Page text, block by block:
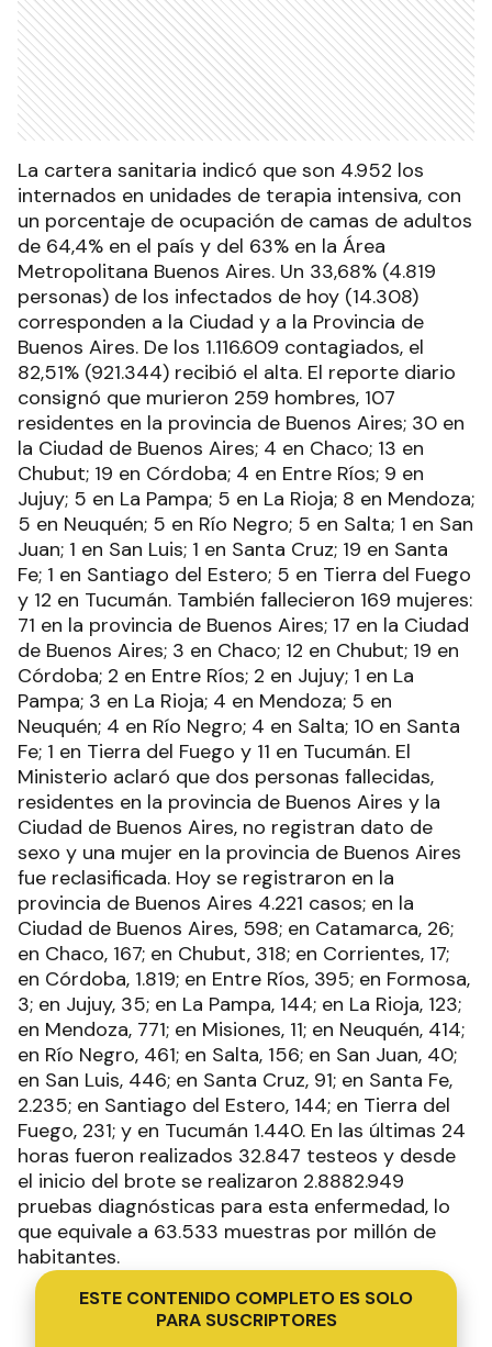
La cartera sanitaria indicó que son 4.952 los
internados en unidades de terapia intensiva, con
un porcentaje de ocupación de camas de adultos
de 64,4% en el país y del 63% en la Área
Metropolitana Buenos Aires. Un 33,68% (4.819
personas) de los infectados de hoy (14.308)
corresponden a la Ciudad y a la Provincia de
Buenos Aires. De los 1.116.609 contagiados, el
82,51% (921.344) recibió el alta. El reporte diario
consignó que murieron 259 hombres, 107
residentes en la provincia de Buenos Aires; 30 en
la Ciudad de Buenos Aires; 4 en Chaco; 13 en
Chubut; 19 en Córdoba; 4 en Entre Ríos; 9 en
Jujuy; 5 en La Pampa; 5 en La Rioja; 8 en Mendoza;
5 en Neuquén; 5 en Río Negro; 5 en Salta; 1 en San
Juan; 1 en San Luis; 1 en Santa Cruz; 19 en Santa
Fe; 1 en Santiago del Estero; 5 en Tierra del Fuego
y 12 en Tucumán. También fallecieron 169 mujeres:
71 en la provincia de Buenos Aires; 17 en la Ciudad
de Buenos Aires; 3 en Chaco; 12 en Chubut; 19 en
Córdoba; 2 en Entre Ríos; 2 en Jujuy; 1 en La
Pampa; 3 en La Rioja; 4 en Mendoza; 5 en
Neuquén; 4 en Río Negro; 4 en Salta; 10 en Santa
Fe; 1 en Tierra del Fuego y 11 en Tucumán. El
Ministerio aclaró que dos personas fallecidas,
residentes en la provincia de Buenos Aires y la
Ciudad de Buenos Aires, no registran dato de
sexo y una mujer en la provincia de Buenos Aires
fue reclasificada. Hoy se registraron en la
provincia de Buenos Aires 4.221 casos; en la
Ciudad de Buenos Aires, 598; en Catamarca, 26;
en Chaco, 167; en Chubut, 318; en Corrientes, 17;
en Córdoba, 1.819; en Entre Ríos, 395; en Formosa,
3; en Jujuy, 35; en La Pampa, 144; en La Rioja, 123;
en Mendoza, 771; en Misiones, 11; en Neuquén, 414;
en Río Negro, 461; en Salta, 156; en San Juan, 40;
en San Luis, 446; en Santa Cruz, 91; en Santa Fe,
2.235; en Santiago del Estero, 144; en Tierra del
Fuego, 231; y en Tucumán 1.440. En las últimas 24
horas fueron realizados 32.847 testeos y desde
el inicio del brote se realizaron 2.8882.949
pruebas diagnósticas para esta enfermedad, lo
que equivale a 63.533 muestras por millón de
habitantes.
ESTE CONTENIDO COMPLETO ES SOLO
PARA SUSCRIPTORES